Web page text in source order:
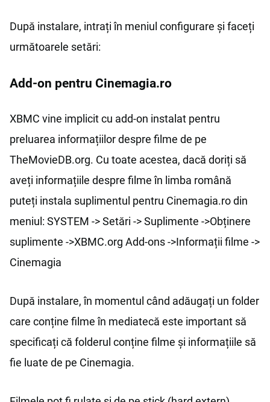
După instalare, intrați în meniul configurare și faceți
următoarele setări:
Add-on pentru Cinemagia.ro
XBMC vine implicit cu add-on instalat pentru
preluarea informațiilor despre filme de pe
TheMovieDB.org. Cu toate acestea, dacă doriți să
aveți informațiile despre filme în limba română
puteți instala suplimentul pentru Cinemagia.ro din
meniul: SYSTEM -> Setări -> Suplimente ->Obținere
suplimente ->XBMC.org Add-ons ->Informații filme ->
Cinemagia
După instalare, în momentul când adăugați un folder
care conține filme în mediatecă este important să
specificați că folderul conține filme și informațiile să
fie luate de pe Cinemagia.